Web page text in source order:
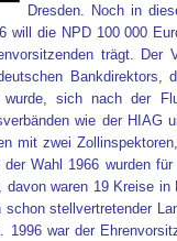
Dresden. Noch in
will die NPD 100 000
trägt.
wurde, sich nach der
wie der HIAG
mit zwei
Wahl 1966 wurden
davon waren 19 Kreise
schon stellvertretender
1996 war der